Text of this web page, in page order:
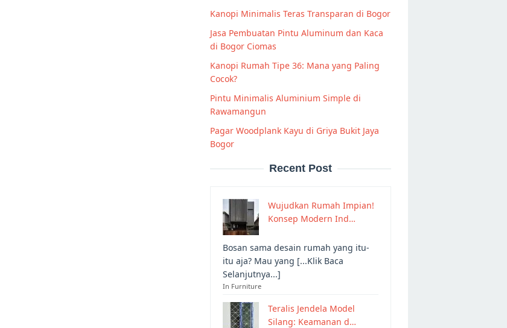
Kanopi Minimalis Teras Transparan di Bogor
Jasa Pembuatan Pintu Aluminum dan Kaca
di Bogor Ciomas
Kanopi Rumah Tipe 36: Mana yang Paling
Cocok?
Pintu Minimalis Aluminium Simple di
Rawamangun
Pagar Woodplank Kayu di Griya Bukit Jaya
Bogor
Recent Post
Wujudkan Rumah Impian!
Konsep Modern Ind…
Bosan sama desain rumah yang itu-
itu aja? Mau yang [...Klik Baca
Selanjutnya...]
In Furniture
Teralis Jendela Model
Silang: Keamanan d…